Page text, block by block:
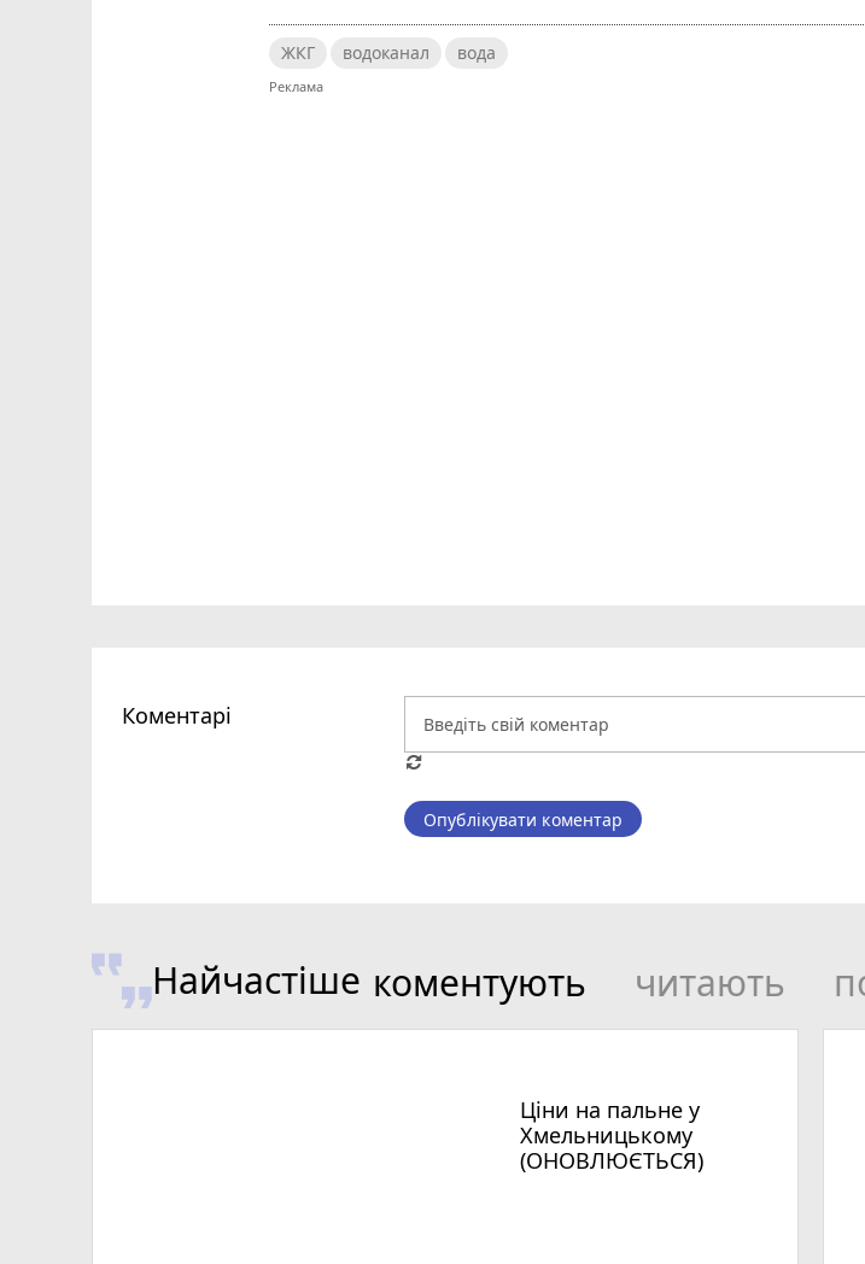
ЖКГ водоканал вода
Коментарі
Опублікувати коментар
Найчастіше коментують читають
Ціни на пальне у
Хмельницькому
(ОНОВЛЮЄТЬСЯ)